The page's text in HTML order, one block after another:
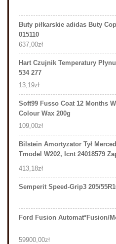
Buty piłkarskie adidas Buty
015110
637,00zł
Hart Czujnik Temperatury
534 277
13,19zł
Soft99 Fusso Coat 12 Months
Colour Wax 200g
109,00zł
Bilstein Amortyzator Tył
Tmodel W202, Icnt 24018579
413,18zł
Semperit Speed-Grip3 205/
Ford Fusion Automat*Fusion/
59900,00zł